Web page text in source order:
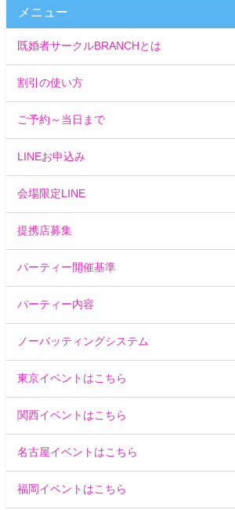
メニュー
既婚者サークルBRANCHとは
割引の使い方
ご予約～当日まで
LINEお申込み
会場限定LINE
提携店募集
パーティー開催基準
パーティー内容
ノーバッティングシステム
東京イベントはこちら
関西イベントはこちら
名古屋イベントはこちら
福岡イベントはこちら